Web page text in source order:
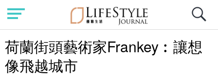
荷蘭街頭藝術家Frankey︰讓想
像飛越城市